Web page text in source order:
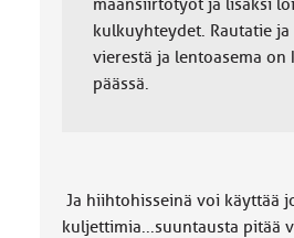
maansiirtotyöt ja lisäksi
kulkuyhteydet. Rautatie
vierestä ja lentoasema on
päässä.
Ja hiihtohisseinä voi käyttää
kuljettimia...suuntausta pitää